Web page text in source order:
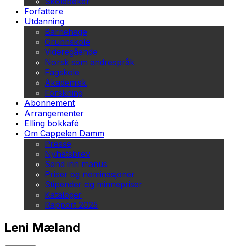
Forfattere
Utdanning
Barnehage
Grunnskole
Videregående
Norsk som andrespråk
Fagskole
Akademisk
Forskning
Abonnement
Arrangementer
Elling bokkafé
Om Cappelen Damm
Presse
Nyhetsbrev
Send inn manus
Priser og nominasjoner
Stipender og minnepriser
Kataloger
Rapport 2025
Leni Mæland